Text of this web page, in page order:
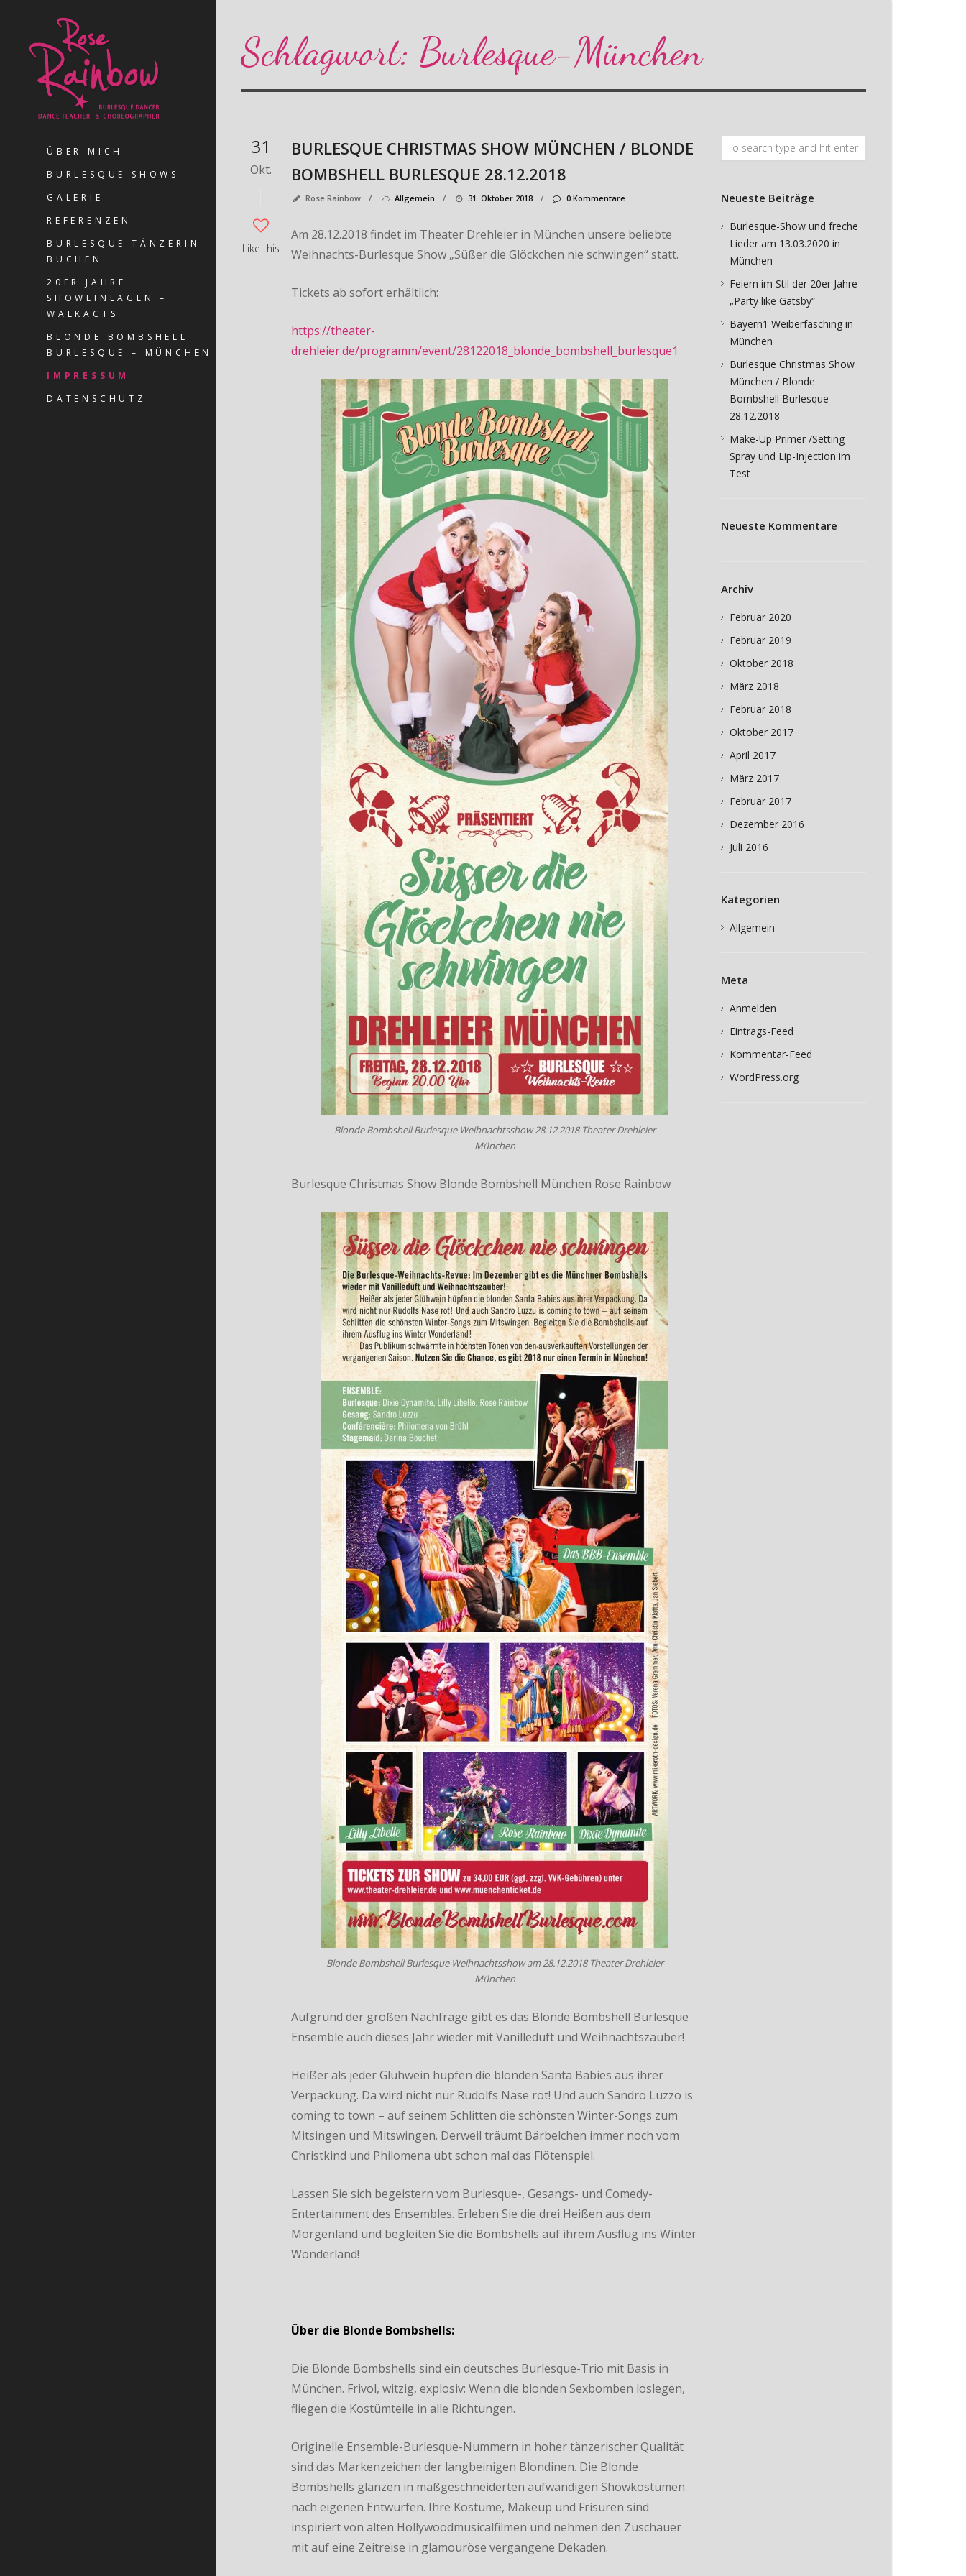
ÜBER MICH
BURLESQUE SHOWS
GALERIE
REFERENZEN
BURLESQUE TÄNZERIN
BUCHEN
20ER JAHRE
SHOWEINLAGEN –
WALKACTS
BLONDE BOMBSHELL
BURLESQUE – MÜNCHEN
IMPRESSUM
DATENSCHUTZ
Schlagwort: Burlesque-München
31
Okt.
Like this
BURLESQUE CHRISTMAS SHOW MÜNCHEN / BLONDE
BOMBSHELL BURLESQUE 28.12.2018
Rose Rainbow / Allgemein / 31. Oktober 2018 / 0 Kommentare
Am 28.12.2018 findet im Theater Drehleier in München unsere beliebte
Weihnachts-Burlesque Show „Süßer die Glöckchen nie schwingen“ statt.
Tickets ab sofort erhältlich:
https://theater-
drehleier.de/programm/event/28122018_blonde_bombshell_burlesque1
Blonde Bombshell Burlesque Weihnachtsshow 28.12.2018 Theater Drehleier
München
Burlesque Christmas Show Blonde Bombshell München Rose Rainbow
Blonde Bombshell Burlesque Weihnachtsshow am 28.12.2018 Theater Drehleier
München
Aufgrund der großen Nachfrage gibt es das Blonde Bombshell Burlesque
Ensemble auch dieses Jahr wieder mit Vanilleduft und Weihnachtszauber!
Heißer als jeder Glühwein hüpfen die blonden Santa Babies aus ihrer
Verpackung. Da wird nicht nur Rudolfs Nase rot! Und auch Sandro Luzzo is
coming to town – auf seinem Schlitten die schönsten Winter-Songs zum
Mitsingen und Mitswingen. Derweil träumt Bärbelchen immer noch vom
Christkind und Philomena übt schon mal das Flötenspiel.
Lassen Sie sich begeistern vom Burlesque-, Gesangs- und Comedy-
Entertainment des Ensembles. Erleben Sie die drei Heißen aus dem
Morgenland und begleiten Sie die Bombshells auf ihrem Ausflug ins Winter
Wonderland!
Über die Blonde Bombshells:
Die Blonde Bombshells sind ein deutsches Burlesque-Trio mit Basis in
München. Frivol, witzig, explosiv: Wenn die blonden Sexbomben loslegen,
fliegen die Kostümteile in alle Richtungen.
Originelle Ensemble-Burlesque-Nummern in hoher tänzerischer Qualität
sind das Markenzeichen der langbeinigen Blondinen. Die Blonde
Bombshells glänzen in maßgeschneiderten aufwändigen Showkostümen
nach eigenen Entwürfen. Ihre Kostüme, Makeup und Frisuren sind
inspiriert von alten Hollywoodmusicalfilmen und nehmen den Zuschauer
mit auf eine Zeitreise in glamouröse vergangene Dekaden.
Neueste Beiträge
Burlesque-Show und freche
Lieder am 13.03.2020 in
München
Feiern im Stil der 20er Jahre –
„Party like Gatsby“
Bayern1 Weiberfasching in
München
Burlesque Christmas Show
München / Blonde
Bombshell Burlesque
28.12.2018
Make-Up Primer /Setting
Spray und Lip-Injection im
Test
Neueste Kommentare
Archiv
Februar 2020
Februar 2019
Oktober 2018
März 2018
Februar 2018
Oktober 2017
April 2017
März 2017
Februar 2017
Dezember 2016
Juli 2016
Kategorien
Allgemein
Meta
Anmelden
Eintrags-Feed
Kommentar-Feed
WordPress.org